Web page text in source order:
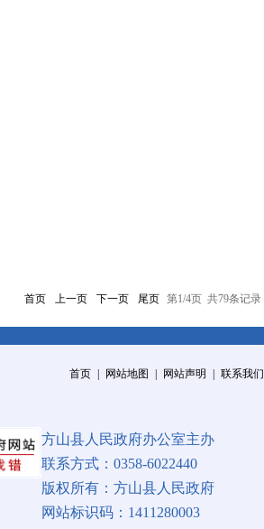
首页 上一页 下一页 尾页 第1/4页 共79条记录
首页 网站地图 网站声明 联系我们
方山县人民政府办公室主办
联系方式：0358-6022440
版权所有：方山县人民政府
网站标识码：1411280003